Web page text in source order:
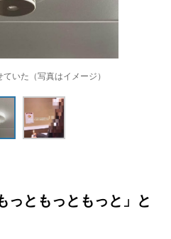
いた（写真はイメージ）
っともっともっと」と